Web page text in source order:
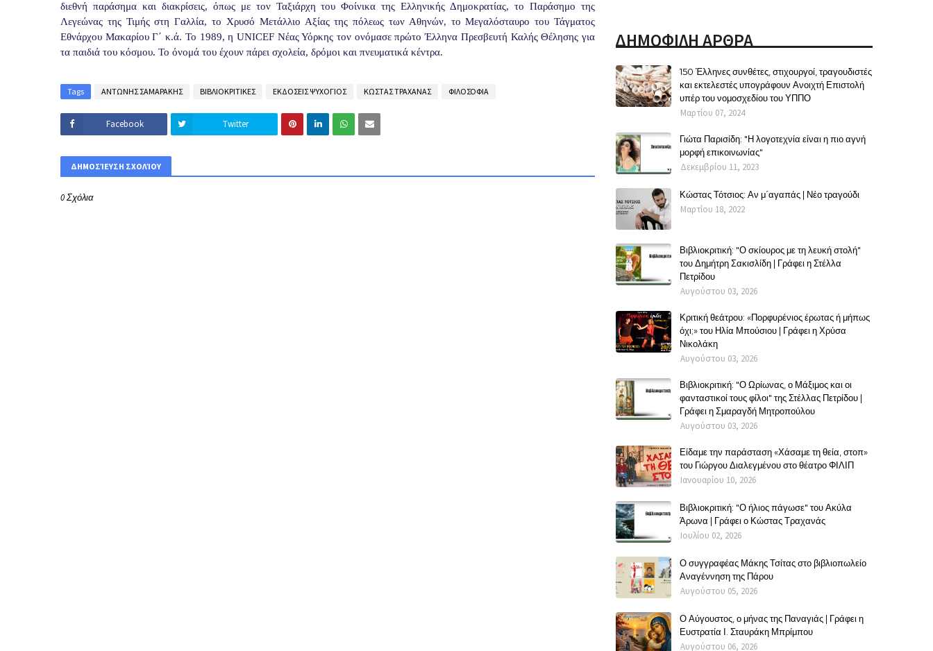
διεθνή παράσημα και διακρίσεις, όπως με τον Ταξιάρχη του Φοίνικα της Ελληνικής Δημοκρατίας, το Παράσημο της
Λεγεώνας της Τιμής στη Γαλλία, το Χρυσό Μετάλλιο Αξίας της πόλεως των Αθηνών, το Μεγαλόσταυρο του Τάγματος
Εθνάρχου Μακαρίου Γ΄ κ.ά. Το 1989, η UNICEFΝέας Υόρκης τον ονόμασε πρώτο Έλληνα Πρεσβευτή Καλής Θέλησης για
τα παιδιά του κόσμου. Το όνομά του έχουν πάρει σχολεία, δρόμοι και πνευματικά κέντρα.
Tags ΑΝΤΩΝΗΣ ΣΑΜΑΡΑΚΗΣ ΒΙΒΛΙΟΚΡΙΤΙΚΕΣ ΕΚΔΟΣΕΙΣ ΨΥΧΟΓΙΟΣ ΚΩΣΤΑΣ ΤΡΑΧΑΝΑΣ ΦΙΛΟΣΟΦΙΑ
Facebook Twitter
ΔΗΜΟΣΊΕΥΣΗ ΣΧΟΛΊΟΥ
0 Σχόλια
ΔΗΜΟΦΙΛΗ ΑΡΘΡΑ
150 Έλληνες συνθέτες, στιχουργοί, τραγουδιστές
και εκτελεστές υπογράφουν Ανοιχτή Επιστολή
υπέρ του νομοσχεδίου του ΥΠΠΟ
Μαρτίου 07, 2024
Γιώτα Παρισίδη: "Η λογοτεχνία είναι η πιο αγνή
μορφή επικοινωνίας"
Δεκεμβρίου 11, 2023
Κώστας Τότσιος: Αν μ΄αγαπάς | Νέο τραγούδι
Μαρτίου 18, 2022
Βιβλιοκριτική: "Ο σκίουρος με τη λευκή στολή"
του Δημήτρη Σακισλίδη | Γράφει η Στέλλα
Πετρίδου
Αυγούστου 03, 2026
Κριτική θεάτρου: «Πορφυρένιος έρωτας ή μήπως
όχι;» του Ηλία Μπούσιου | Γράφει η Χρύσα
Νικολάκη
Αυγούστου 03, 2026
Βιβλιοκριτική: "Ο Ωρίωνας, ο Μάξιμος και οι
φανταστικοί τους φίλοι" της Στέλλας Πετρίδου |
Γράφει η Σμαραγδή Μητροπούλου
Αυγούστου 03, 2026
Είδαμε την παράσταση «Χάσαμε τη θεία, στοπ»
του Γιώργου Διαλεγμένου στο θέατρο ΦΙΛΙΠ
Ιανουαρίου 10, 2026
Βιβλιοκριτική: "Ο ήλιος πάγωσε" του Ακύλα
Άρωνα | Γράφει ο Κώστας Τραχανάς
Ιουλίου 02, 2026
Ο συγγραφέας Μάκης Τσίτας στο βιβλιοπωλείο
Αναγέννηση της Πάρου
Αυγούστου 05, 2026
Ο Αύγουστος, ο μήνας της Παναγιάς | Γράφει η
Ευστρατία Ι. Σταυράκη Μπρίμπου
Αυγούστου 06, 2026